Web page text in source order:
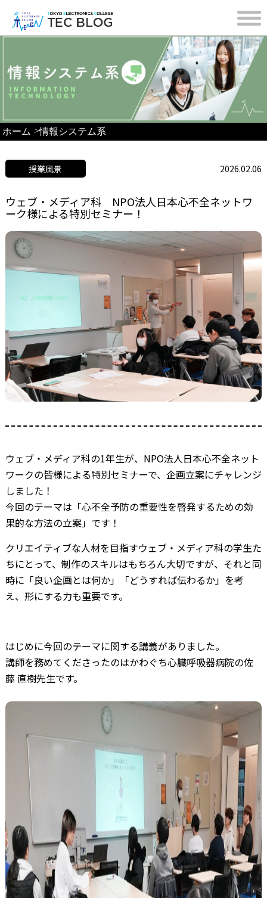
ホーム >情報システム系
授業風景 2026.02.06
ウェブ・メディア科 NPO法人日本心不全ネットワ
ーク様による特別セミナー！
ウェブ・メディア科の1年生が、NPO法人日本心不全ネット
ワークの皆様による特別セミナーで、企画立案にチャレンジ
しました！
今回のテーマは「心不全予防の重要性を啓発するための効
果的な方法の立案」です！
クリエイティブな人材を目指すウェブ・メディア科の学生た
ちにとって、制作のスキルはもちろん大切ですが、それと同
時に「良い企画とは何か」「どうすれば伝わるか」を考
え、形にする力も重要です。
はじめに今回のテーマに関する講義がありました。
講師を務めてくださったのはかわぐち心臓呼吸器病院の佐
藤 直樹先生です。